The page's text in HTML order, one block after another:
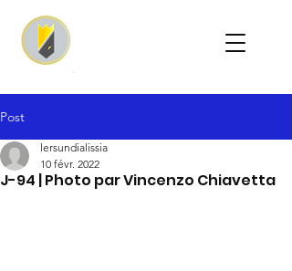
Post
J-94 | Photo par Vincenzo Chiavetta
lersundialissia
10 févr. 2022